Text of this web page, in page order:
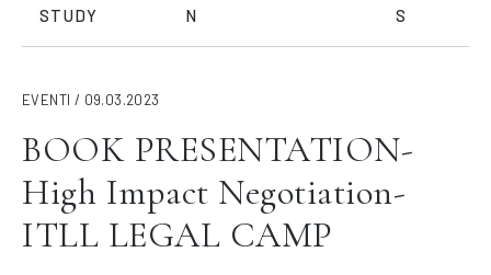
STUDY
N
S
EVENTI / 09.03.2023
BOOK PRESENTATION-
High Impact Negotiation-
ITLL LEGAL CAMP